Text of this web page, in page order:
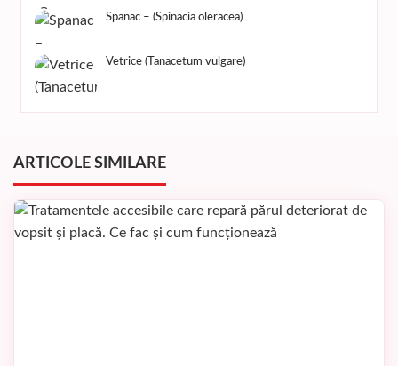
Spanac – (Spinacia oleracea)
Vetrice (Tanacetum vulgare)
ARTICOLE SIMILARE